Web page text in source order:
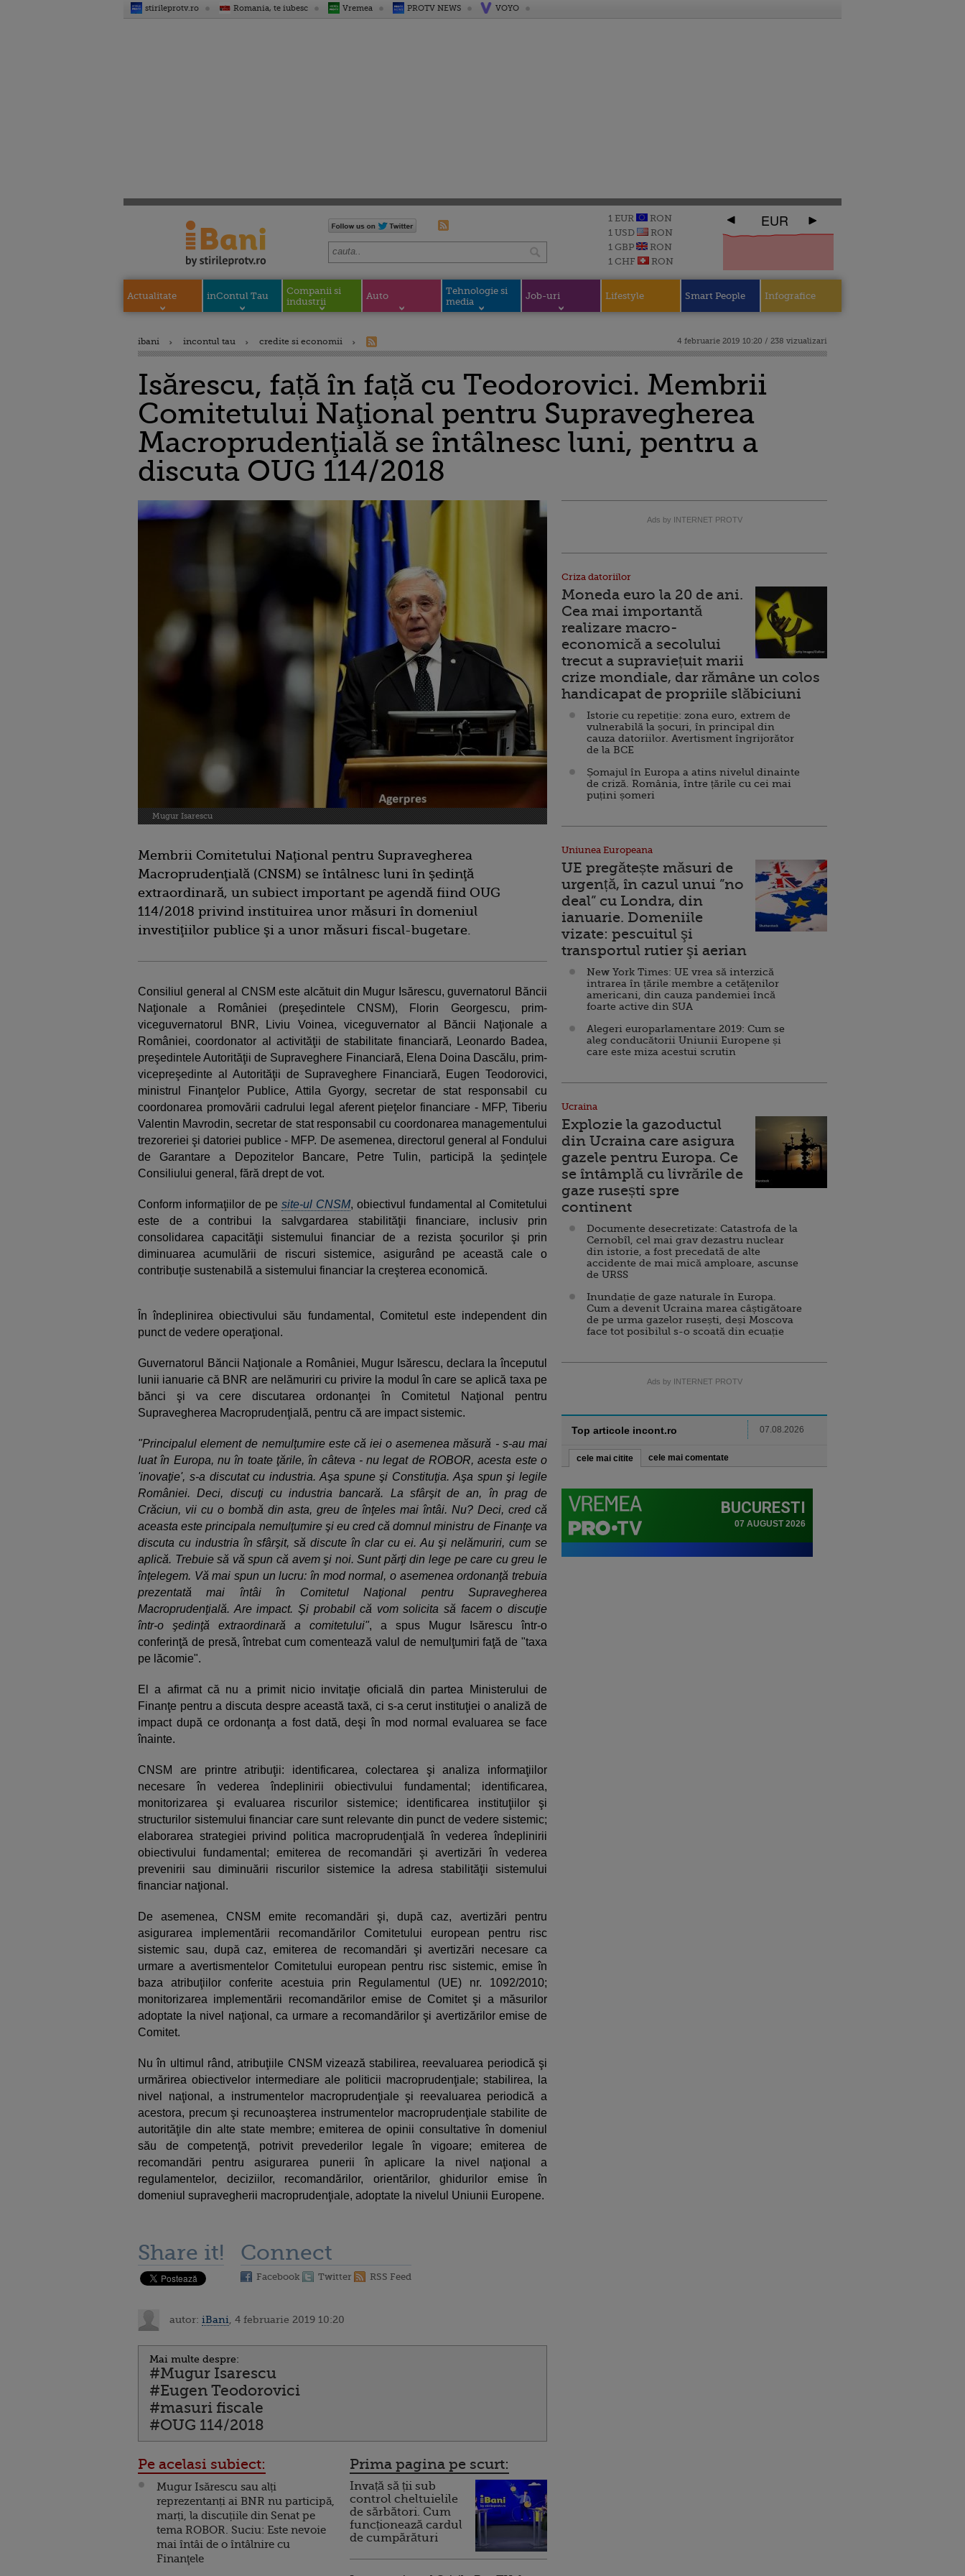
stirileprotv.ro Romania, te iubesc Vremea PROTV NEWS VOYO
1 EUR
RON
1 USD
RON
1 GBP
RON
1 CHF
RON
EUR
Actualitate inContul Tau
Companii si
industrii
Auto
Tehnologie si
media
Job-uri Lifestyle Smart People Infografice
ibani incontul tau credite si economii 4 februarie 2019 10:20 / 238 vizualizari
Isărescu, față în față cu Teodorovici. Membrii
Comitetului Naţional pentru Supravegherea
Macroprudenţială se întâlnesc luni, pentru a
discuta OUG 114/2018
Mugur Isarescu
Membrii Comitetului Naţional pentru Supravegherea
Macroprudenţială (CNSM) se întâlnesc luni în şedinţă
extraordinară, un subiect important pe agendă fiind OUG
114/2018 privind instituirea unor măsuri în domeniul
investiţiilor publice şi a unor măsuri fiscal-bugetare.
Consiliul general al CNSM este alcătuit din Mugur Isărescu, guvernatorul Băncii
Naţionale a României (preşedintele CNSM), Florin Georgescu, prim-
viceguvernatorul BNR, Liviu Voinea, viceguvernator al Băncii Naţionale a
României, coordonator al activităţii de stabilitate financiară, Leonardo Badea,
preşedintele Autorităţii de Supraveghere Financiară, Elena Doina Dascălu, prim-
vicepreşedinte al Autorităţii de Supraveghere Financiară, Eugen Teodorovici,
ministrul Finanţelor Publice, Attila Gyorgy, secretar de stat responsabil cu
coordonarea promovării cadrului legal aferent pieţelor financiare - MFP, Tiberiu
Valentin Mavrodin, secretar de stat responsabil cu coordonarea managementului
trezoreriei şi datoriei publice - MFP. De asemenea, directorul general al Fondului
de Garantare a Depozitelor Bancare, Petre Tulin, participă la şedinţele
Consiliului general, fără drept de vot.
Conform informaţiilor de pe site-ul CNSM, obiectivul fundamental al Comitetului
este de a contribui la salvgardarea stabilităţii financiare, inclusiv prin
consolidarea capacităţii sistemului financiar de a rezista şocurilor şi prin
diminuarea acumulării de riscuri sistemice, asigurând pe această cale o
contribuţie sustenabilă a sistemului financiar la creşterea economică.
În îndeplinirea obiectivului său fundamental, Comitetul este independent din
punct de vedere operaţional.
Guvernatorul Băncii Naţionale a României, Mugur Isărescu, declara la începutul
lunii ianuarie că BNR are nelămuriri cu privire la modul în care se aplică taxa pe
bănci şi va cere discutarea ordonanţei în Comitetul Naţional pentru
Supravegherea Macroprudenţială, pentru că are impact sistemic.
"Principalul element de nemulţumire este că iei o asemenea măsură - s-au mai
luat în Europa, nu în toate ţările, în câteva - nu legat de ROBOR, acesta este o
'inovaţie', s-a discutat cu industria. Aşa spune şi Constituţia. Aşa spun şi legile
României. Deci, discuţi cu industria bancară. La sfârşit de an, în prag de
Crăciun, vii cu o bombă din asta, greu de înţeles mai întâi. Nu? Deci, cred că
aceasta este principala nemulţumire şi eu cred că domnul ministru de Finanţe va
discuta cu industria în sfârşit, să discute în clar cu ei. Au şi nelămuriri, cum se
aplică. Trebuie să vă spun că avem şi noi. Sunt părţi din lege pe care cu greu le
înţelegem. Vă mai spun un lucru: în mod normal, o asemenea ordonanţă trebuia
prezentată mai întâi în Comitetul Naţional pentru Supravegherea
Macroprudenţială. Are impact. Şi probabil că vom solicita să facem o discuţie
într-o şedinţă extraordinară a comitetului", a spus Mugur Isărescu într-o
conferinţă de presă, întrebat cum comentează valul de nemulţumiri faţă de "taxa
pe lăcomie".
El a afirmat că nu a primit nicio invitaţie oficială din partea Ministerului de
Finanţe pentru a discuta despre această taxă, ci s-a cerut instituţiei o analiză de
impact după ce ordonanţa a fost dată, deşi în mod normal evaluarea se face
înainte.
CNSM are printre atribuţii: identificarea, colectarea şi analiza informaţiilor
necesare în vederea îndeplinirii obiectivului fundamental; identificarea,
monitorizarea şi evaluarea riscurilor sistemice; identificarea instituţiilor şi
structurilor sistemului financiar care sunt relevante din punct de vedere sistemic;
elaborarea strategiei privind politica macroprudenţială în vederea îndeplinirii
obiectivului fundamental; emiterea de recomandări şi avertizări în vederea
prevenirii sau diminuării riscurilor sistemice la adresa stabilităţii sistemului
financiar naţional.
De asemenea, CNSM emite recomandări şi, după caz, avertizări pentru
asigurarea implementării recomandărilor Comitetului european pentru risc
sistemic sau, după caz, emiterea de recomandări şi avertizări necesare ca
urmare a avertismentelor Comitetului european pentru risc sistemic, emise în
baza atribuţiilor conferite acestuia prin Regulamentul (UE) nr. 1092/2010;
monitorizarea implementării recomandărilor emise de Comitet şi a măsurilor
adoptate la nivel naţional, ca urmare a recomandărilor şi avertizărilor emise de
Comitet.
Nu în ultimul rând, atribuţiile CNSM vizează stabilirea, reevaluarea periodică şi
urmărirea obiectivelor intermediare ale politicii macroprudenţiale; stabilirea, la
nivel naţional, a instrumentelor macroprudenţiale şi reevaluarea periodică a
acestora, precum şi recunoaşterea instrumentelor macroprudenţiale stabilite de
autorităţile din alte state membre; emiterea de opinii consultative în domeniul
său de competenţă, potrivit prevederilor legale în vigoare; emiterea de
recomandări pentru asigurarea punerii în aplicare la nivel naţional a
regulamentelor, deciziilor, recomandărilor, orientărilor, ghidurilor emise în
domeniul supravegherii macroprudenţiale, adoptate la nivelul Uniunii Europene.
Share it! Connect
Facebook Twitter RSS Feed
autor: iBani , 4 februarie 2019 10:20
Mai multe despre:
#Mugur Isarescu
#Eugen Teodorovici
#masuri fiscale
#OUG 114/2018
Pe acelasi subiect:
Mugur Isărescu sau alți
reprezentanți ai BNR nu participă,
marți, la discuțiile din Senat pe
tema ROBOR. Suciu: Este nevoie
mai întâi de o întâlnire cu
Finanţele
Prima pagina pe scurt:
Invață să ții sub
control cheltuielile
de sărbători. Cum
funcționează cardul
de cumpărături
Ads by INTERNET PROTV
Criza datoriilor
Moneda euro la 20 de ani.
Cea mai importantă
realizare macro-
economică a secolului
trecut a supraviețuit marii
crize mondiale, dar rămâne un colos
handicapat de propriile slăbiciuni
Istorie cu repetiție: zona euro, extrem de
vulnerabilă la șocuri, în principal din
cauza datoriilor. Avertisment îngrijorător
de la BCE
Șomajul în Europa a atins nivelul dinainte
de criză. România, între țările cu cei mai
puțini șomeri
Uniunea Europeana
UE pregătește măsuri de
urgență, în cazul unui ”no
deal” cu Londra, din
ianuarie. Domeniile
vizate: pescuitul şi
transportul rutier şi aerian
New York Times: UE vrea să interzică
intrarea în țările membre a cetăţenilor
americani, din cauza pandemiei încă
foarte active din SUA
Alegeri europarlamentare 2019: Cum se
aleg conducătorii Uniunii Europene și
care este miza acestui scrutin
Ucraina
Explozie la gazoductul
din Ucraina care asigura
gazele pentru Europa. Ce
se întâmplă cu livrările de
gaze rusești spre
continent
Documente desecretizate: Catastrofa de la
Cernobîl, cel mai grav dezastru nuclear
din istorie, a fost precedată de alte
accidente de mai mică amploare, ascunse
de URSS
Inundație de gaze naturale în Europa.
Cum a devenit Ucraina marea câștigătoare
de pe urma gazelor rusești, deși Moscova
face tot posibilul s-o scoată din ecuație
Ads by INTERNET PROTV
Top articole incont.ro 07.08.2026
cele mai citite cele mai comentate